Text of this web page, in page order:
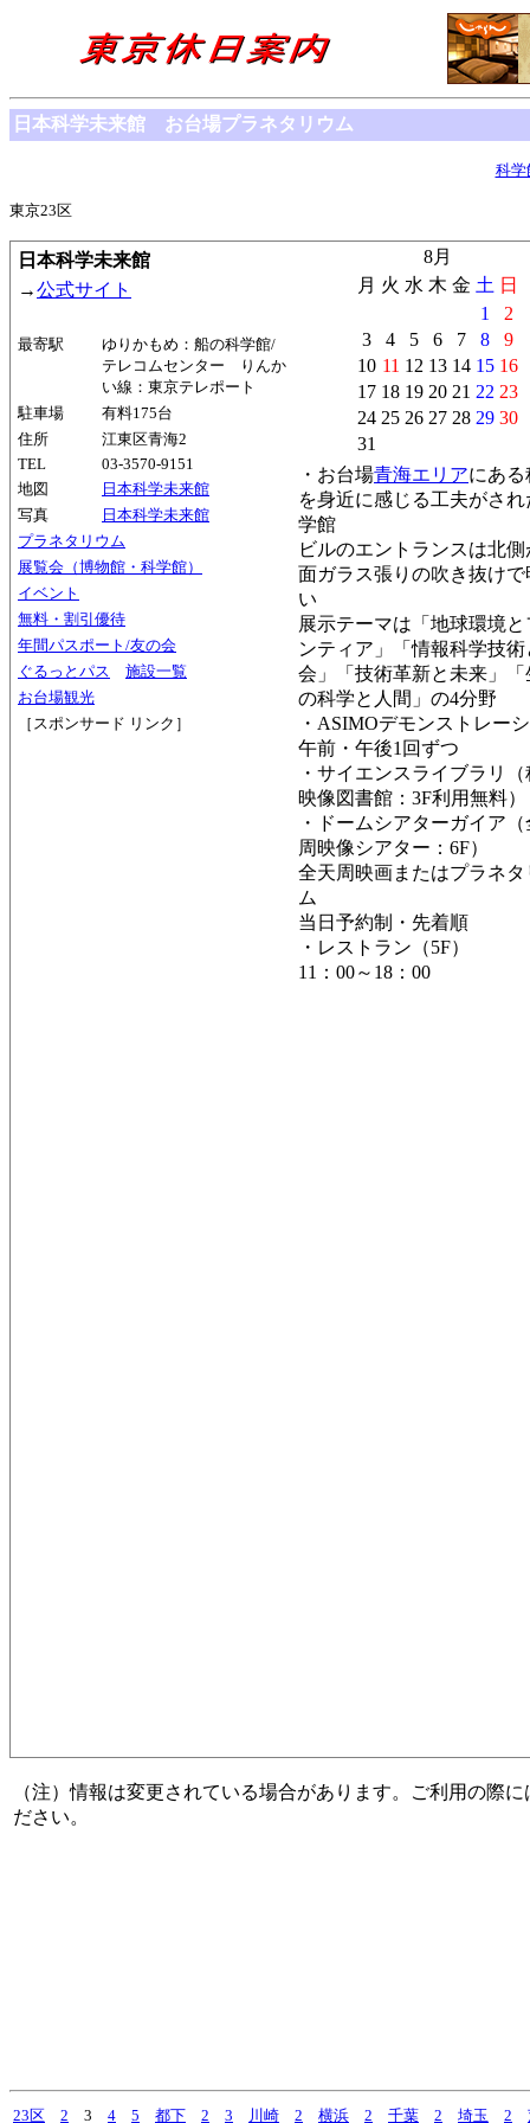
日本科学未来館 お台場プラネタリウム
科学
東京23区
日本科学未来館
→公式サイト
最寄駅
ゆりかもめ：船の科学館/
テレコムセンター りんか
い線：東京テレポート
駐車場
有料175台
住所
江東区青海2
TEL
03-3570-9151
地図
日本科学未来館
写真
日本科学未来館
プラネタリウム
展覧会（博物館・科学館）
イベント
無料・割引優待
年間パスポート/友の会
ぐるっとパス
施設一覧
お台場観光
［スポンサード リンク］
8月
月 火 水 木 金 土 日
1
2
3
4 5 6 7 8
9
10 11 12 13 14 15 16
17 18 19 20 21 22 23
24 25 26 27 28 29 30
31
・お台場青海エリアにある
を身近に感じる工夫がされ
学館
ビルのエントランスは北側
面ガラス張りの吹き抜けで
い
展示テーマは「地球環境と
ンティア」「情報科学技術
会」「技術革新と未来」「
の科学と人間」の4分野
・ASIMOデモンストレー
午前・午後1回ずつ
・サイエンスライブラリ
映像図書館：3F利用無料）
・ドームシアターガイア
周映像シアター：6F）
全天周映画またはプラネタ
ム
当日予約制・先着順
・レストラン（5F）
11：00～18：00
（注）情報は変更されている場合があります。ご利用の際
ださい。
23区 2 3 4 5 都下 2 3 川崎 2 横浜 2 千葉 2 埼玉 2